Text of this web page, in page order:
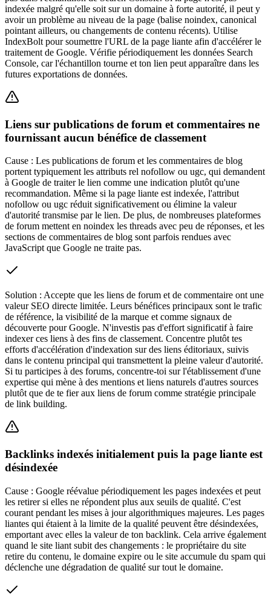
indexée malgré qu'elle soit sur un domaine à forte autorité, il peut y
avoir un problème au niveau de la page (balise noindex, canonical
pointant ailleurs, ou changements de contenu récents). Utilise
IndexBolt pour soumettre l'URL de la page liante afin d'accélérer le
traitement de Google. Vérifie périodiquement les données Search
Console, car l'échantillon tourne et ton lien peut apparaître dans les
futures exportations de données.
Liens sur publications de forum et commentaires ne
fournissant aucun bénéfice de classement
Cause : Les publications de forum et les commentaires de blog
portent typiquement les attributs rel nofollow ou ugc, qui demandent
à Google de traiter le lien comme une indication plutôt qu'une
recommandation. Même si la page liante est indexée, l'attribut
nofollow ou ugc réduit significativement ou élimine la valeur
d'autorité transmise par le lien. De plus, de nombreuses plateformes
de forum mettent en noindex les threads avec peu de réponses, et les
sections de commentaires de blog sont parfois rendues avec
JavaScript que Google ne traite pas.
Solution : Accepte que les liens de forum et de commentaire ont une
valeur SEO directe limitée. Leurs bénéfices principaux sont le trafic
de référence, la visibilité de la marque et comme signaux de
découverte pour Google. N'investis pas d'effort significatif à faire
indexer ces liens à des fins de classement. Concentre plutôt tes
efforts d'accélération d'indexation sur des liens éditoriaux, suivis
dans le contenu principal qui transmettent la pleine valeur d'autorité.
Si tu participes à des forums, concentre-toi sur l'établissement d'une
expertise qui mène à des mentions et liens naturels d'autres sources
plutôt que de te fier aux liens de forum comme stratégie principale
de link building.
Backlinks indexés initialement puis la page liante est
désindexée
Cause : Google réévalue périodiquement les pages indexées et peut
les retirer si elles ne répondent plus aux seuils de qualité. C'est
courant pendant les mises à jour algorithmiques majeures. Les pages
liantes qui étaient à la limite de la qualité peuvent être désindexées,
emportant avec elles la valeur de ton backlink. Cela arrive également
quand le site liant subit des changements : le propriétaire du site
retire du contenu, le domaine expire ou le site accumule du spam qui
déclenche une dégradation de qualité sur tout le domaine.